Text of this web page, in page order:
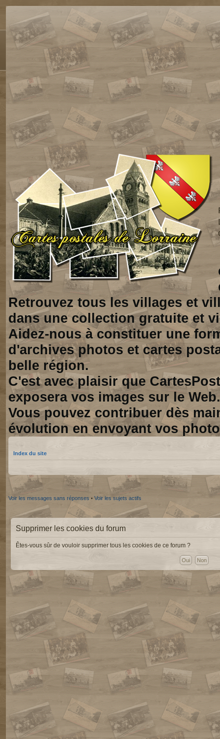
Retrouvez tous les villages et
dans une collection gratuite et
Aidez-nous à constituer une
d'archives photos et cartes
belle région.
C'est avec plaisir que
exposera vos images sur le Web.
Vous pouvez contribuer dès
évolution en envoyant vos
Index du site
Voir les messages sans réponses • Voir les sujets actifs
Supprimer les cookies du forum
Êtes-vous sûr de vouloir supprimer tous les cookies de ce forum ?